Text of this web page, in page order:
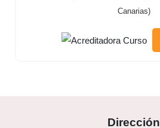
Canarias)
Dirección